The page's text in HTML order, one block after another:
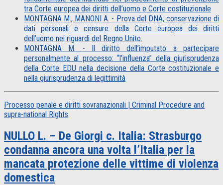
tra Corte europea dei diritti dell’uomo e Corte costituzionale
MONTAGNA M., MANONI A. - Prova del DNA, conservazione di
dati personali e censure della Corte europea dei diritti
dell’uomo nei riguardi del Regno Unito.
MONTAGNA M. - Il diritto dell’imputato a partecipare
personalmente al processo: “l’influenza” della giurisprudenza
della Corte EDU nella decisione della Corte costituzionale e
nella giurisprudenza di legittimità
Processo penale e diritti sovranazionali | Criminal Procedure and
supra-national Rights
NULLO L. – De Giorgi c. Italia: Strasburgo
condanna ancora una volta l’Italia per la
mancata protezione delle vittime di violenza
domestica